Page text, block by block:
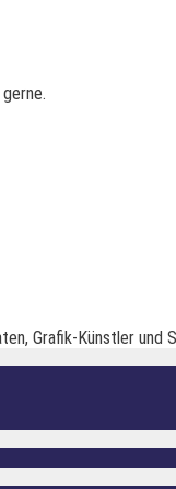
Grafik-Künstler und